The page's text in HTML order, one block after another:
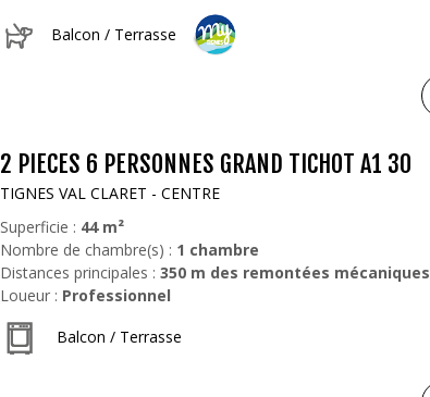
Balcon / Terrasse
2 PIECES 6 PERSONNES GRAND TICHOT A1 30
TIGNES VAL CLARET - CENTRE
Superficie : 44 m²
Nombre de chambre(s) : 1 chambre
Distances principales : 350 m des remontées mécaniques
Loueur : Professionnel
Balcon / Terrasse